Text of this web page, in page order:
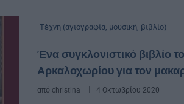
Τέχνη (αγιογραφία, μουσική, βιβλίο)
Ένα συγκλονιστικό βιβλίο
Αρκαλοχωρίου για τον
από christina 4 Οκτωβρίου 2020